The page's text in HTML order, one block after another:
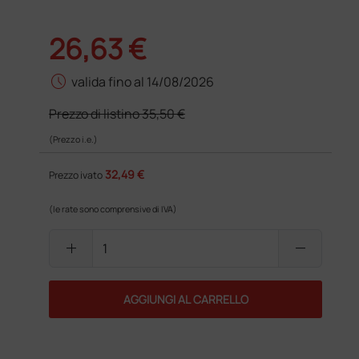
26,63 €
schedule valida fino al 14/08/2026
Prezzo di listino35,50 €
(Prezzo i.e.)
Prezzo ivato 32,49 €
(le rate sono comprensive di IVA)
add remove
AGGIUNGI AL CARRELLO